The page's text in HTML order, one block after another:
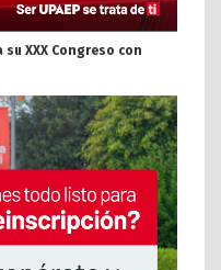
XXX Congreso con